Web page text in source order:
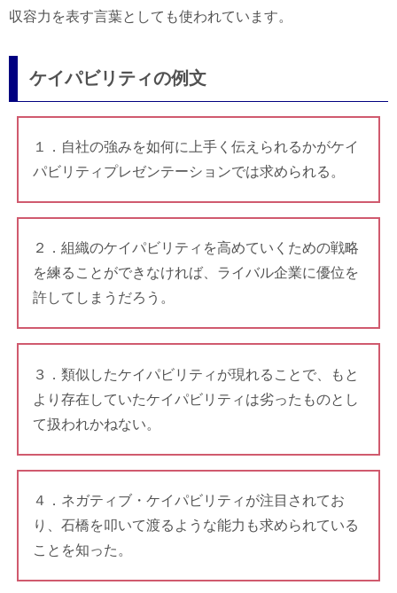
収容力を表す言葉としても使われています。
ケイパビリティの例文
１．自社の強みを如何に上手く伝えられるかがケイ
パビリティプレゼンテーションでは求められる。
２．組織のケイパビリティを高めていくための戦略
を練ることができなければ、ライバル企業に優位を
許してしまうだろう。
３．類似したケイパビリティが現れることで、もと
より存在していたケイパビリティは劣ったものとし
て扱われかねない。
４．ネガティブ・ケイパビリティが注目されてお
り、石橋を叩いて渡るような能力も求められている
ことを知った。